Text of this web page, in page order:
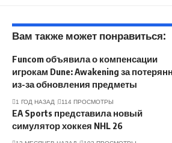
Вам также может понравиться:
Funcom объявила о компенсации
игрокам Dune: Awakening за
из-за обновления предметы
1 ГОД НАЗАД 114 ПРОСМОТРЫ
EA Sports представила новый
симулятор хоккея NHL 26